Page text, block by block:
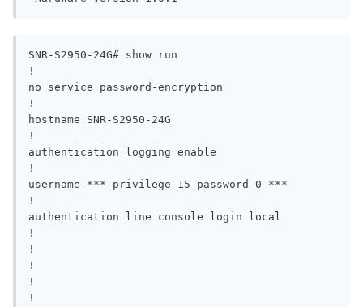
SNR-S2950-24G# show run
!
no service password-encryption
!
hostname SNR-S2950-24G
!
authentication logging enable
!
username *** privilege 15 password 0 ***
!
authentication line console login local
!
!
!
!
!